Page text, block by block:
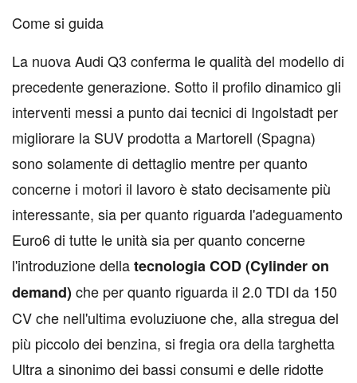
Come si guida
La nuova Audi Q3 conferma le qualità del modello di
precedente generazione. Sotto il profilo dinamico gli
interventi messi a punto dai tecnici di Ingolstadt per
migliorare la SUV prodotta a Martorell (Spagna)
sono solamente di dettaglio mentre per quanto
concerne i motori il lavoro è stato decisamente più
interessante, sia per quanto riguarda l'adeguamento
Euro6 di tutte le unità sia per quanto concerne
l'introduzione dellatecnologia COD (Cylinder on
demand)che per quanto riguarda il 2.0 TDI da 150
CV che nell'ultima evoluziuone che, alla stregua del
più piccolo dei benzina, si fregia ora della targhetta
Ultra a sinonimo dei bassi consumi e delle ridotte